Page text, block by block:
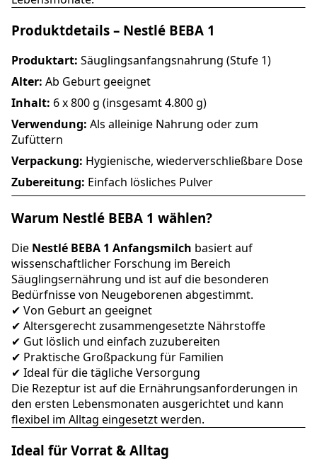
Produktdetails – Nestlé BEBA 1
Produktart: Säuglingsanfangsnahrung (Stufe 1)
Alter: Ab Geburt geeignet
Inhalt: 6 x 800 g (insgesamt 4.800 g)
Verwendung: Als alleinige Nahrung oder zum
Zufüttern
Verpackung: Hygienische, wiederverschließbare Dose
Zubereitung: Einfach lösliches Pulver
Warum Nestlé BEBA 1 wählen?
Die Nestlé BEBA 1 Anfangsmilch basiert auf
wissenschaftlicher Forschung im Bereich
Säuglingsernährung und ist auf die besonderen
Bedürfnisse von Neugeborenen abgestimmt.
✔ Von Geburt an geeignet
✔ Altersgerecht zusammengesetzte Nährstoffe
✔ Gut löslich und einfach zuzubereiten
✔ Praktische Großpackung für Familien
✔ Ideal für die tägliche Versorgung
Die Rezeptur ist auf die Ernährungsanforderungen in
den ersten Lebensmonaten ausgerichtet und kann
flexibel im Alltag eingesetzt werden.
Ideal für Vorrat & Alltag